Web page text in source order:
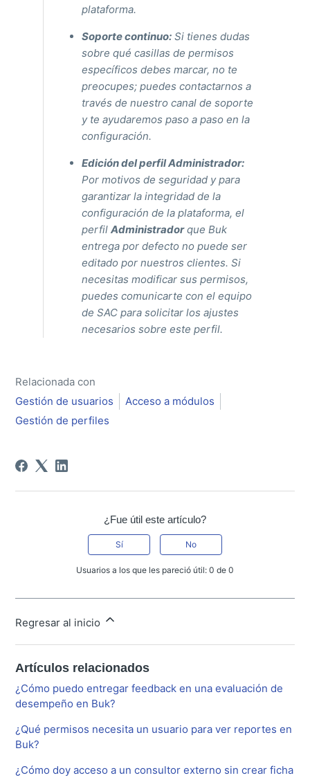
plataforma.
Soporte continuo: Si tienes dudas
sobre qué casillas de permisos
específicos debes marcar, no te
preocupes; puedes contactarnos a
través de nuestro canal de soporte
y te ayudaremos paso a paso en la
configuración.
Edición del perfil Administrador:
Por motivos de seguridad y para
garantizar la integridad de la
configuración de la plataforma, el
perfilAdministradorque Buk
entrega por defecto no puede ser
editado por nuestros clientes. Si
necesitas modificar sus permisos,
puedes comunicarte con el equipo
de SAC para solicitar los ajustes
necesarios sobre este perfil.
Relacionada con
Gestión de usuarios
Acceso a módulos
Gestión de perfiles
¿Fue útil este artículo?
Sí No
Usuarios a los que les pareció útil: 0 de 0
Regresar al inicio
Artículos relacionados
¿Cómo puedo entregar feedback en una evaluación de
desempeño en Buk?
¿Qué permisos necesita un usuario para ver reportes en
Buk?
¿Cómo doy acceso a un consultor externo sin crear ficha